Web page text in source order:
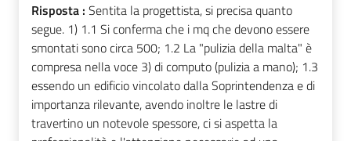
Risposta : Sentita la progettista, si precisa quanto
segue. 1) 1.1 Si conferma che i mq che devono essere
smontati sono circa 500; 1.2 La "pulizia della malta" è
compresa nella voce 3) di computo (pulizia a mano); 1.3
essendo un edificio vincolato dalla Soprintendenza e di
importanza rilevante, avendo inoltre le lastre di
travertino un notevole spessore, ci si aspetta la